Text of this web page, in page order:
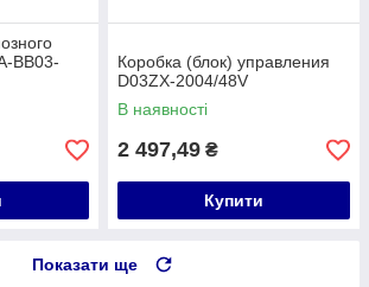
BB03-
Коробка (блок) управления
D03ZX-2004/48V
В наявності
2 497,49 ₴
Купити
Показати ще